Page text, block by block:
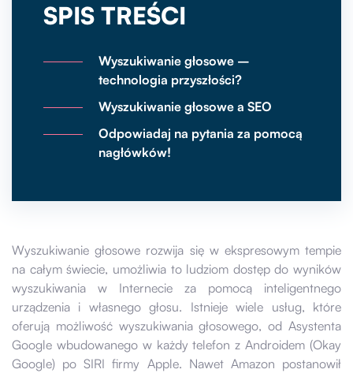
SPIS TREŚCI
Wyszukiwanie głosowe –
technologia przyszłości?
Wyszukiwanie głosowe a SEO
Odpowiadaj na pytania za pomocą
nagłówków!
Wyszukiwanie głosowe rozwija się w ekspresowym tempie
na całym świecie, umożliwia to ludziom dostęp do wyników
wyszukiwania w Internecie za pomocą inteligentnego
urządzenia i własnego głosu. Istnieje wiele usług, które
oferują możliwość wyszukiwania głosowego, od Asystenta
Google wbudowanego w każdy telefon z Androidem (Okay
Google) po SIRI firmy Apple. Nawet Amazon postanowił